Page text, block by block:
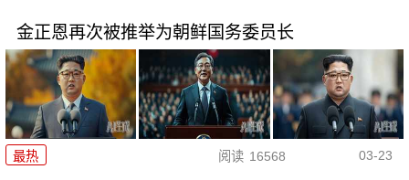
金正恩再次被推举为朝鲜国务委员长
最热 阅读 16568 03-23